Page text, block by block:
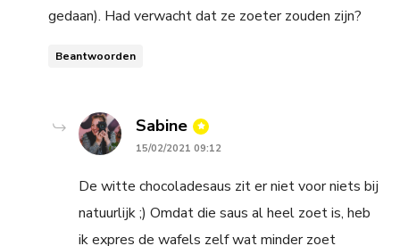
gedaan). Had verwacht dat ze zoeter zouden zijn?
Beantwoorden
Sabine says:
15/02/2021 09:12
De witte chocoladesaus zit er niet voor niets bij
natuurlijk ;) Omdat die saus al heel zoet is, heb
ik expres de wafels zelf wat minder zoet